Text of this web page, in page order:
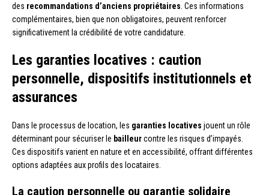
des recommandations d’anciens propriétaires . Ces informations
complémentaires, bien que non obligatoires, peuvent renforcer
significativement la crédibilité de votre candidature.
Les garanties locatives : caution
personnelle, dispositifs institutionnels et
assurances
Dans le processus de location, les garanties locatives jouent un rôle
déterminant pour sécuriser le bailleurcontre les risques d’impayés.
Ces dispositifs varient en nature et en accessibilité, offrant différentes
options adaptées aux profils des locataires.
La caution personnelle ou garantie solidaire